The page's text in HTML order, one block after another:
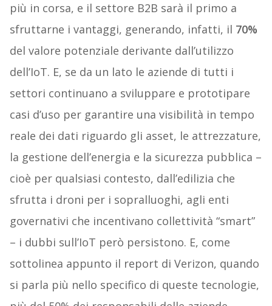
più in corsa, e il settore B2B sarà il primo a
sfruttarne i vantaggi, generando, infatti, il 70%
del valore potenziale derivante dall’utilizzo
dell’IoT. E, se da un lato le aziende di tutti i
settori continuano a sviluppare e prototipare
casi d’uso per garantire una visibilità in tempo
reale dei dati riguardo gli asset, le attrezzature,
la gestione dell’energia e la sicurezza pubblica –
cioè per qualsiasi contesto, dall’edilizia che
sfrutta i droni per i sopralluoghi, agli enti
governativi che incentivano collettività “smart”
– i dubbi sull’IoT però persistono. E, come
sottolinea appunto il report di Verizon, quando
si parla più nello specifico di queste tecnologie,